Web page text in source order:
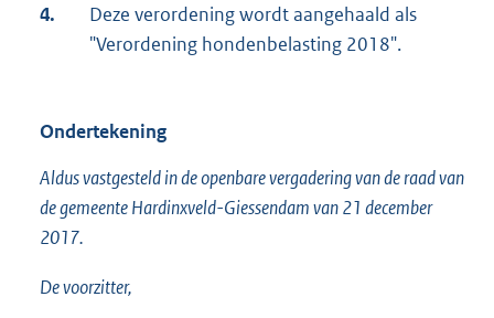
4.
Deze verordening wordt aangehaald als
"Verordening hondenbelasting 2018".
Ondertekening
Aldus vastgesteld in de openbare vergadering van de raad van
de gemeente Hardinxveld-Giessendam van 21 december
2017.
De voorzitter,